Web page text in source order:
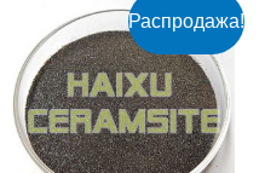
Распродажа!